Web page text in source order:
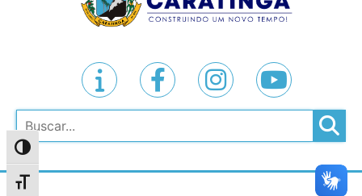
Alternar alto contraste
Alternar tamanho da fonte
Pesquisar